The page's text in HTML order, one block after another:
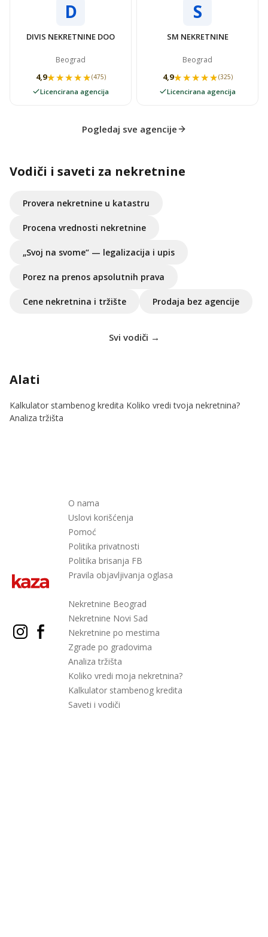
D
DIVIS NEKRETNINE DOO
Beograd
4,9★★★★★
★★★★★(475)
Licencirana agencija
S
SM NEKRETNINE
Beograd
4,9★★★★★
★★★★★(325)
Licencirana agencija
Pogledaj sve agencije
Vodiči i saveti za nekretnine
Provera nekretnine u katastru
Procena vrednosti nekretnine
„Svoj na svome“ — legalizacija i upis
Porez na prenos apsolutnih prava
Cene nekretnina i tržište Prodaja bez agencije
Svi vodiči →
Alati
Kalkulator stambenog kredita Koliko vredi tvoja nekretnina?
Analiza tržišta
O nama
Uslovi korišćenja
Pomoć
Politika privatnosti
Politika brisanja FB
Pravila objavljivanja oglasa
Nekretnine Beograd
Nekretnine Novi Sad
Nekretnine po mestima
Zgrade po gradovima
Analiza tržišta
Koliko vredi moja nekretnina?
Kalkulator stambenog kredita
Saveti i vodiči